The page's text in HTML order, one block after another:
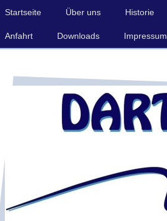
Startseite Über uns Historie
Anfahrt Downloads Impressum